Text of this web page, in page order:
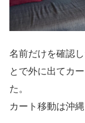
名前だけを確認
とで外に出てカ
た。
カート移動は沖